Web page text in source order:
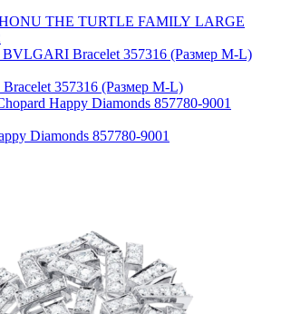
THE TURTLE FAMILY LARGE
357316 (Размер M-L)
Chopard Happy Diamonds 857780-9001